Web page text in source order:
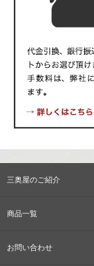
三奥屋のご紹介
商品一覧
お問い合わせ